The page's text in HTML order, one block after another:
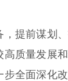
提前谋划
质量发展
全面深化